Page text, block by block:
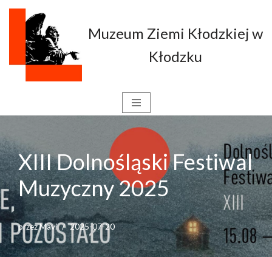
Przejdź
treści
Muzeum Ziemi Kłodzkiej w
Kłodzku
XIII Dolnośląski Festiwal
Muzyczny 2025
przezMavi 2025-07-20